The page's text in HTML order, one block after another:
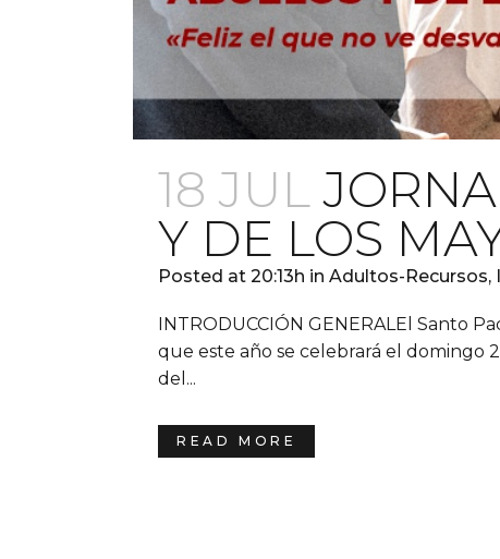
18 JUL
Y DE LOS
Posted at 20:13h in Adultos-Recursos,
INTRODUCCIÓN GENERALEl Santo
que este año se celebrará el domingo
del...
READ MORE